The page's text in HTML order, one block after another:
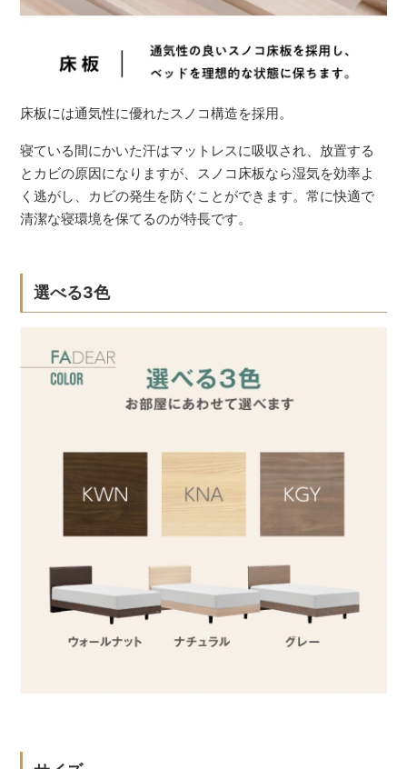
床板には通気性に優れたスノコ構造を採用。
寝ている間にかいた汗はマットレスに吸収され、放置する
とカビの原因になりますが、スノコ床板なら湿気を効率よ
く逃がし、カビの発生を防ぐことができます。常に快適で
清潔な寝環境を保てるのが特長です。
選べる3色